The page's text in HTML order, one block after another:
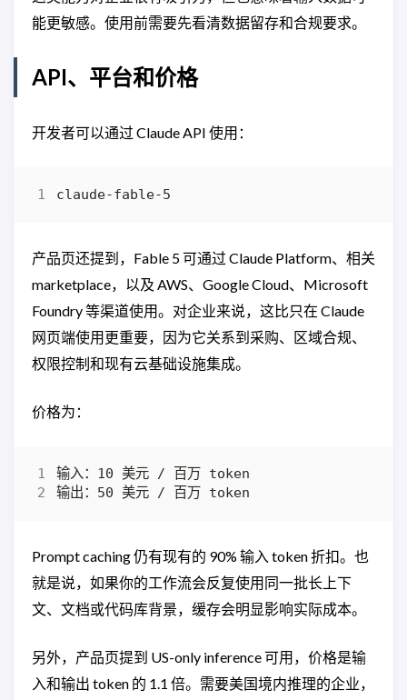
能更敏感。使用前需要先看清数据留存和合规要求。
API、平台和价格
开发者可以通过 Claude API 使用：
产品页还提到，Fable 5 可通过 Claude Platform、相关
marketplace，以及 AWS、Google Cloud、Microsoft
Foundry 等渠道使用。对企业来说，这比只在 Claude
网页端使用更重要，因为它关系到采购、区域合规、
权限控制和现有云基础设施集成。
价格为：
Prompt caching 仍有现有的 90% 输入 token 折扣。也
就是说，如果你的工作流会反复使用同一批长上下
文、文档或代码库背景，缓存会明显影响实际成本。
另外，产品页提到 US-only inference 可用，价格是输
入和输出 token 的 1.1 倍。需要美国境内推理的企业，